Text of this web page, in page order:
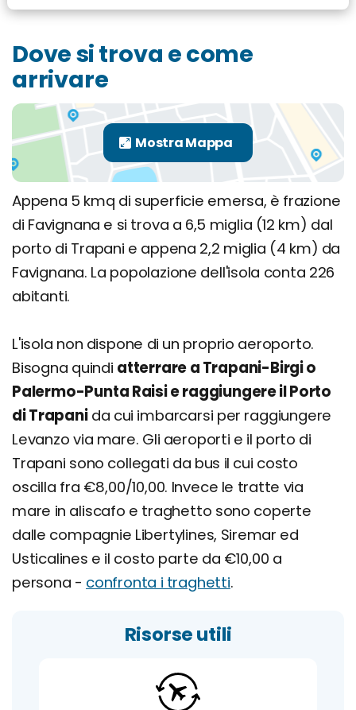
Dove si trova e come
arrivare
Appena 5 kmq di superficie emersa, è frazione
di Favignana e si trova a 6,5 miglia (12 km) dal
porto di Trapani e appena 2,2 miglia (4 km) da
Favignana. La popolazione dell'isola conta 226
abitanti.
L'isola non dispone di un proprio aeroporto.
Bisogna quindi atterrare a Trapani-Birgi o
Palermo-Punta Raisi e raggiungere il Porto
di Trapanida cui imbarcarsi per raggiungere
Levanzo via mare. Gli aeroporti e il porto di
Trapani sono collegati da bus il cui costo
oscilla fra €8,00/10,00. Invece le tratte via
mare in aliscafo e traghetto sono coperte
dalle compagnie Libertylines, Siremar ed
Usticalines e il costo parte da €10,00 a
persona - confronta i traghetti.
Risorse utili